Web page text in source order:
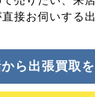
接お伺いする
ら出張買取